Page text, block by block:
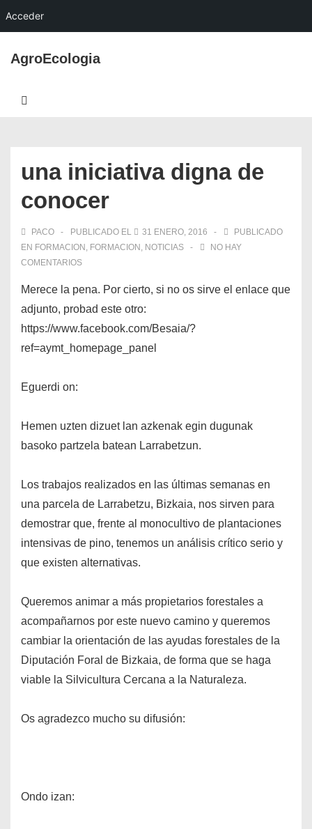
Acceder
Saltar
contenido
AgroEcologia
Navegación
MENÚ
una iniciativa digna de
conocer
PACO PUBLICADO EL 31 ENERO, 2016
PUBLICADO
EN FORMACION , FORMACION , NOTICIAS
NO HAY
COMENTARIOS
Merece la pena. Por cierto, si no os sirve el enlace que
adjunto, probad este otro:
https://www.facebook.com/Besaia/?
ref=aymt_homepage_panel
Eguerdi on:
Hemen uzten dizuet lan azkenak egin dugunak
basoko partzela batean Larrabetzun.
Los trabajos realizados en las últimas semanas en
una parcela de Larrabetzu, Bizkaia, nos sirven para
demostrar que, frente al monocultivo de plantaciones
intensivas de pino, tenemos un análisis crítico serio y
que existen alternativas.
Queremos animar a más propietarios forestales a
acompañarnos por este nuevo camino y queremos
cambiar la orientación de las ayudas forestales de la
Diputación Foral de Bizkaia, de forma que se haga
viable la Silvicultura Cercana a la Naturaleza.
Os agradezco mucho su difusión:
Ondo izan: